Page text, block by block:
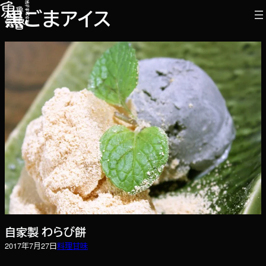
内
容
を
ッ
プ
黒ごまアイス
自家製 わらび餅
2017年7月27日料理甘味